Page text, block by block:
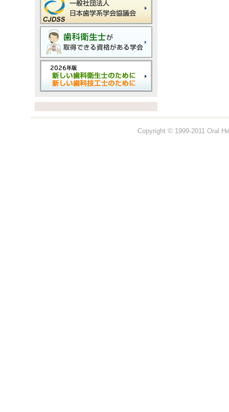
Copyright © 1999-2011 Oral